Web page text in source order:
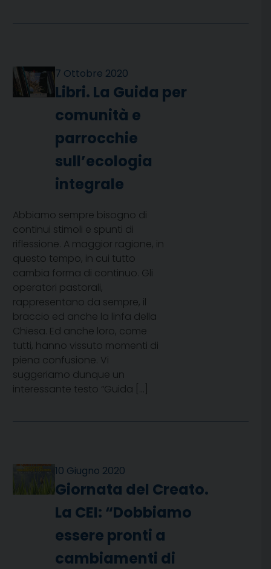
7 Ottobre 2020
Libri. La Guida per
comunità e
parrocchie
sull’ecologia
integrale
Abbiamo sempre bisogno di
continui stimoli e spunti di
riflessione. A maggior ragione, in
questo tempo, in cui tutto
cambia forma di continuo. Gli
operatori pastorali,
rappresentano da sempre, il
braccio ed anche la linfa della
Chiesa. Ed anche loro, come
tutti, hanno vissuto momenti di
piena confusione. Vi
suggeriamo dunque un
interessante testo “Guida […]
10 Giugno 2020
Giornata del Creato.
La CEI: “Dobbiamo
essere pronti a
cambiamenti di